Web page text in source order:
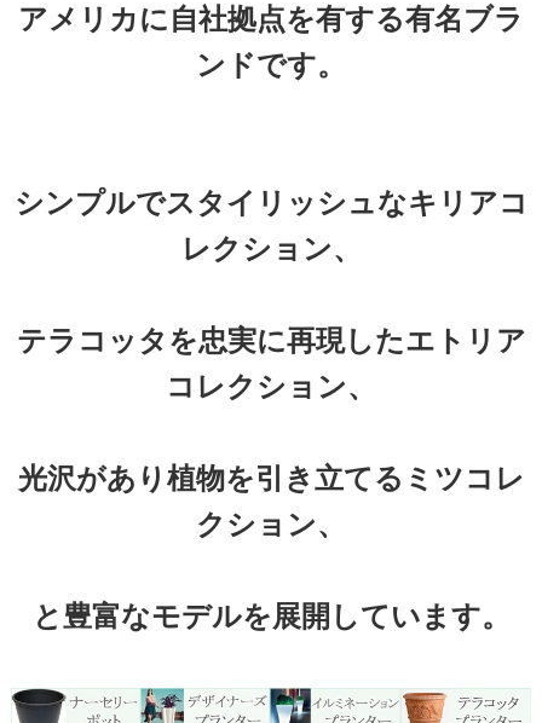
アメリカに自社拠点を有する有名ブラ
ンドです。
シンプルでスタイリッシュなキリアコ
レクション、
テラコッタを忠実に再現したエトリア
コレクション、
光沢があり植物を引き立てるミツコレ
クション、
と豊富なモデルを展開しています。